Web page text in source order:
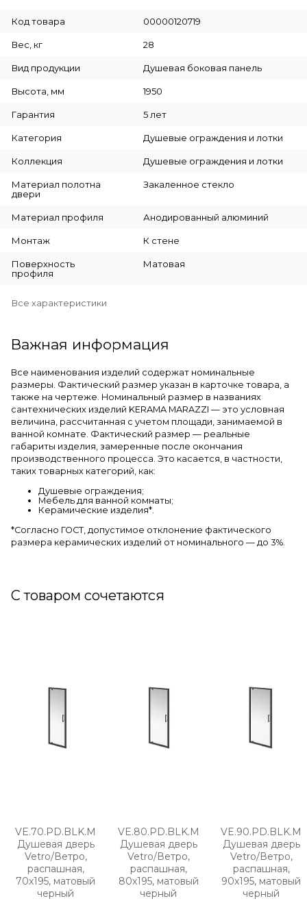
Код товара 00000120719
Вес, кг 28
Вид продукции Душевая боковая панель
Высота, мм 1950
Гарантия 5 лет
Категория Душевые ограждения и лотки
Коллекция Душевые ограждения и лотки
Материал полотна
двери
Закаленное стекло
Материал профиля Анодированный алюминий
Монтаж К стене
Поверхность
профиля
Матовая
Все характеристики
Важная информация
Все наименования изделий содержат номинальные
размеры. Фактический размер указан в карточке товара, а
также на чертеже. Номинальный размер в названиях
сантехнических изделий KERAMA MARAZZI — это условная
величина, рассчитанная с учетом площади, занимаемой в
ванной комнате. Фактический размер — реальные
габариты изделия, замеренные после окончания
производственного процесса. Это касается, в частности,
таких товарных категорий, как:
Душевые ограждения;
Мебель для ванной комнаты;
Керамические изделия*.
*Cогласно ГОСТ, допустимое отклонение фактического
размера керамических изделий от номинального — до 3%.
С товаром сочетаются
VE.70.PD.BLK.M
Душевая дверь
Vetro/Ветро,
распашная,
70х195, матовый
черный
VE.80.PD.BLK.M
Душевая дверь
Vetro/Ветро,
распашная,
80х195, матовый
черный
VE.90.PD.BLK.M
Душевая дверь
Vetro/Ветро,
распашная,
90х195, матовый
черный